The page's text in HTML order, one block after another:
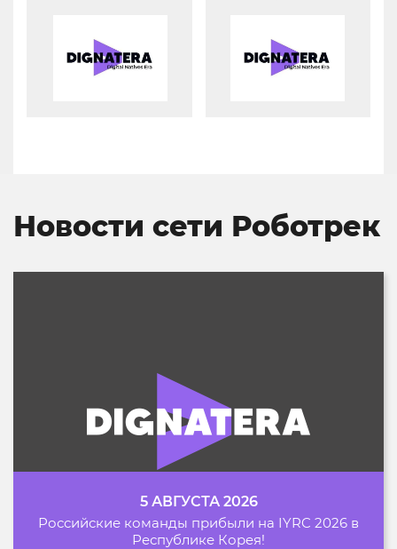
Новости сети Роботрек
5 АВГУСТА 2026
Российские команды прибыли на IYRC 2026 в
Республике Корея!